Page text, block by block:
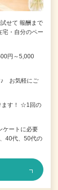
せて 報酬まで
宅・自分のペー
円～5,000
♪ お気軽にご
ます！ ☆1回の
ートに必要
40代、50代の